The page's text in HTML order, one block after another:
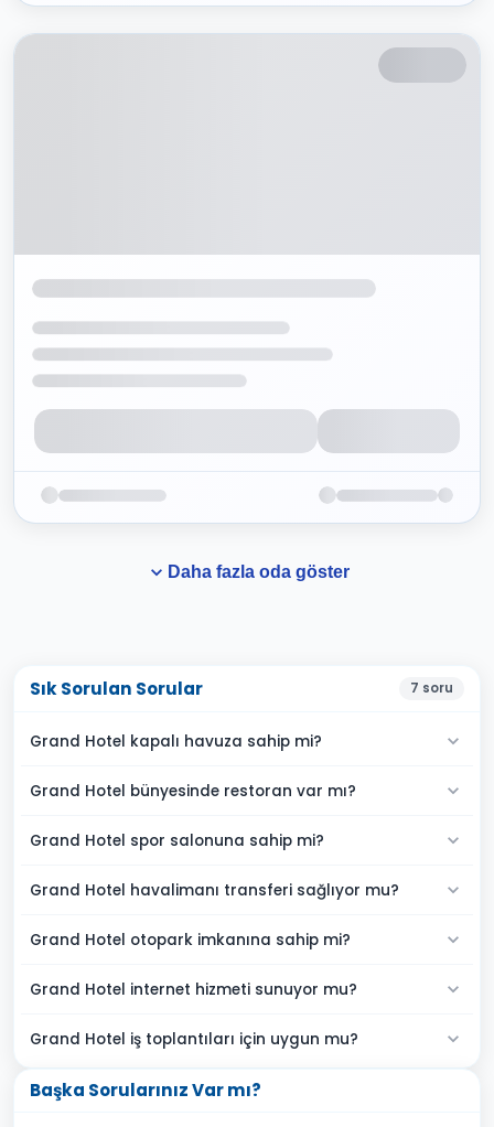
Daha fazla oda göster
Sık Sorulan Sorular 7 soru
Grand Hotel kapalı havuza sahip mi?
Grand Hotel bünyesinde restoran var mı?
Grand Hotel spor salonuna sahip mi?
Grand Hotel havalimanı transferi sağlıyor mu?
Grand Hotel otopark imkanına sahip mi?
Grand Hotel internet hizmeti sunuyor mu?
Grand Hotel iş toplantıları için uygun mu?
Başka Sorularınız Var mı?